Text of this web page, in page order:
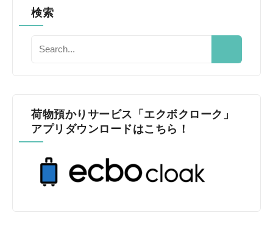
検索
荷物預かりサービス「エクボクローク」
アプリダウンロードはこちら！